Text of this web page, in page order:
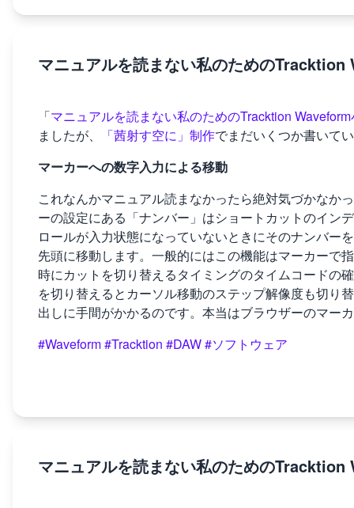
マニュアルを読まない私のための
「マニュアルを読まない私のためのTracktion
ましたが、
「茜射す空に」制作でまだいくつか書いて
マーカーへの数字入力による移動
これなんかマニュアル読まなかったら絶対気づかなか
ーの設定にある「ナンバー」はショートカットのイン
ロールが入力状態になっていないときにそのナンバー
先頭に移動します。一般的にはこの機能はマーカーで
時にカットを切り替えるタイミングのタイムコードの
を切り替えるとカーソル移動のステップ解像度も切り
出しに手間がかかるのです。本当はブラウザーのマ
#Waveform#Tracktion #DAW#ソフトウェア
マニュアルを読まない私のための